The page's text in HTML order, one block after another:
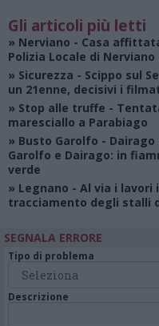
Gli articoli più letti
» Nerviano - Casa
Polizia Locale di
» Sicurezza - Scippo sul
un 21enne, decisivi i
» Stop alle truffe -
maresciallo a Parabiago
» Busto Garolfo - Dairago
Garolfo e Dairago: in
verde
» Legnano - Al via i lavori
tracciamento degli stalli
SEGNALA ERRORE
Tipo di problema
Descrizione